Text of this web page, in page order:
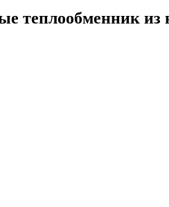
теплообменник